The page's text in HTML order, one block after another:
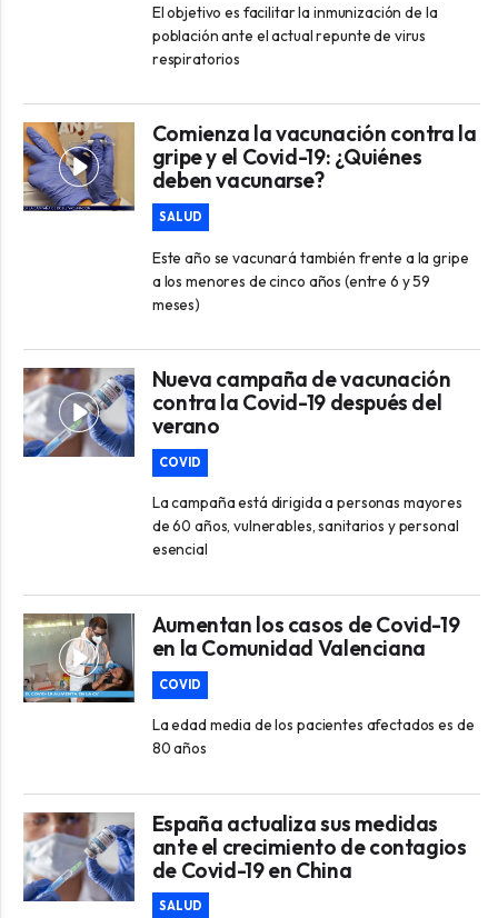
El objetivo es facilitar la inmunización de la
población ante el actual repunte de virus
respiratorios
Comienza la vacunación contra la
gripe y el Covid-19: ¿Quiénes
deben vacunarse?
SALUD
Este año se vacunará también frente a la gripe
a los menores de cinco años (entre 6 y 59
meses)
Nueva campaña de vacunación
contra la Covid-19 después del
verano
COVID
La campaña está dirigida a personas mayores
de 60 años, vulnerables, sanitarios y personal
esencial
Aumentan los casos de Covid-19
en la Comunidad Valenciana
COVID
La edad media de los pacientes afectados es de
80 años
España actualiza sus medidas
ante el crecimiento de contagios
de Covid-19 en China
SALUD